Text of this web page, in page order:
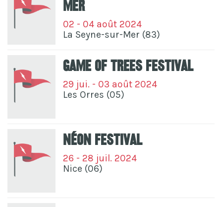
Mer
02 - 04 août 2024
La Seyne-sur-Mer (83)
Game Of Trees Festival
29 jui. - 03 août 2024
Les Orres (05)
Néon Festival
26 - 28 juil. 2024
Nice (06)